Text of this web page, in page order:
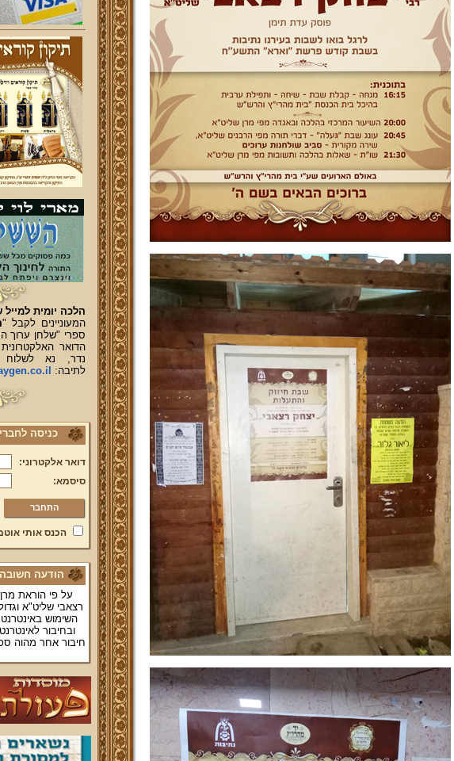
הלכה יומית למייל
המעוניינים לקבל "
ספרי "שלחן ערוך
הדואר האלקטרונית
נדר, נא
לתיבה:
כניסה
דואר אלקטרוני:
סיסמא:
הכנס אותי
הודעה חשובה
על פי הוראת
רצאבי שליט"א
השימוש
ובחיבור
חיבור אחר מהוה